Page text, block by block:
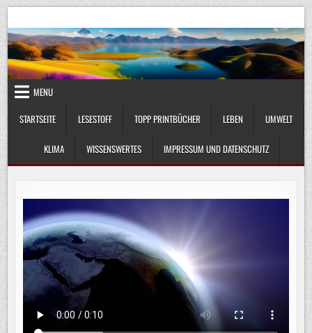
Skip
to
content
UmweltKlima.com
MENU
STARTSEITE
LESESTOFF TOPP PRINTBÜCHER LEBEN UMWELT
KLIMA WISSENSWERTES IMPRESSUM UND DATENSCHUTZ